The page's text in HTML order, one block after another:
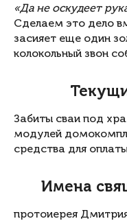
«Да не оскудеет
Сделаем это дело
засияет еще один
колокольный звон
Забиты сваи под
модулей
средства для
Имена
протоиерея